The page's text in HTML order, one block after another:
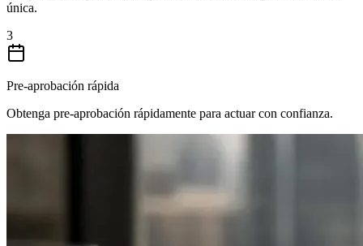
única.
3
Pre-aprobación rápida
Obtenga pre-aprobación rápidamente para actuar con confianza.